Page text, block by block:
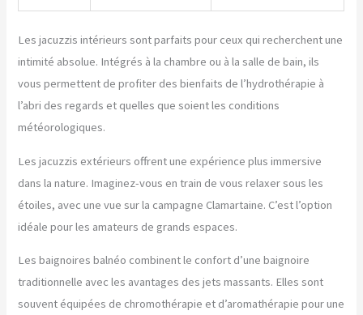
Les jacuzzis intérieurs sont parfaits pour ceux qui recherchent une
intimité absolue. Intégrés à la chambre ou à la salle de bain, ils
vous permettent de profiter des bienfaits de l’hydrothérapie à
l’abri des regards et quelles que soient les conditions
météorologiques.
Les jacuzzis extérieurs offrent une expérience plus immersive
dans la nature. Imaginez-vous en train de vous relaxer sous les
étoiles, avec une vue sur la campagne Clamartaine. C’est l’option
idéale pour les amateurs de grands espaces.
Les baignoires balnéo combinent le confort d’une baignoire
traditionnelle avec les avantages des jets massants. Elles sont
souvent équipées de chromothérapie et d’aromathérapie pour une